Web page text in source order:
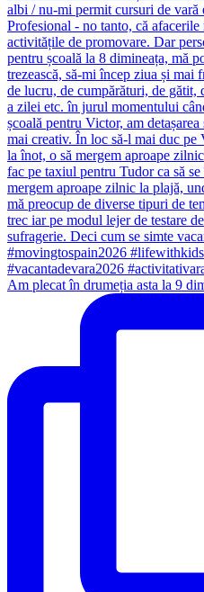
Am plecat în drumeția asta la 9